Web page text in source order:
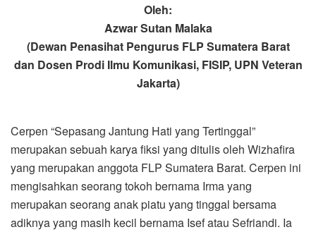
Oleh:
Azwar Sutan Malaka
(Dewan Penasihat Pengurus FLP Sumatera Barat
dan Dosen Prodi Ilmu Komunikasi, FISIP, UPN Veteran
Jakarta)
Cerpen “Sepasang Jantung Hati yang Tertinggal”
merupakan sebuah karya fiksi yang ditulis oleh Wizhafira
yang merupakan anggota FLP Sumatera Barat. Cerpen ini
mengisahkan seorang tokoh bernama Irma yang
merupakan seorang anak piatu yang tinggal bersama
adiknya yang masih kecil bernama Isef atau Sefriandi. Ia